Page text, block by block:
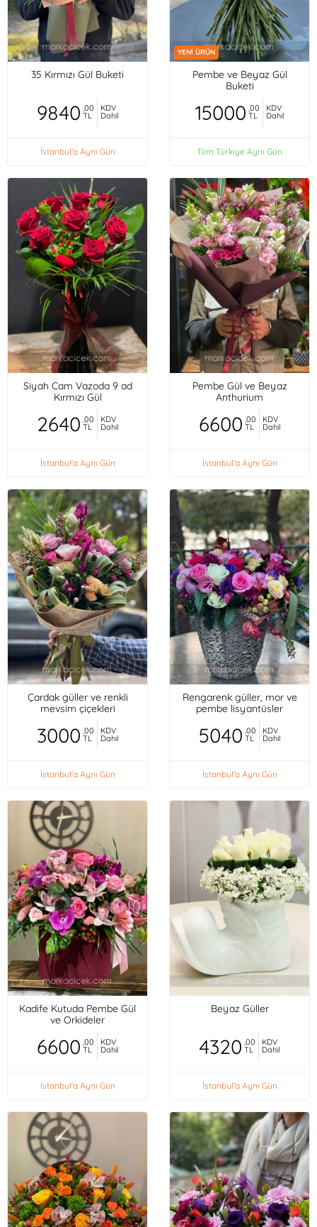
35 Kırmızı Gül Buketi
9840 ,00
TL
KDV
Dahil
İstanbul'a Aynı Gün
YENİ ÜRÜN
Pembe ve Beyaz Gül
Buketi
15000 ,00
TL
KDV
Dahil
Tüm Türkiye Aynı Gün
Siyah Cam Vazoda 9 ad
Kırmızı Gül
2640 ,00
TL
KDV
Dahil
İstanbul'a Aynı Gün
Pembe Gül ve Beyaz
Anthurium
6600 ,00
TL
KDV
Dahil
İstanbul'a Aynı Gün
Çardak güller ve renkli
mevsim çiçekleri
3000 ,00
TL
KDV
Dahil
İstanbul'a Aynı Gün
Rengarenk güller, mor ve
pembe lisyantüsler
5040 ,00
TL
KDV
Dahil
İstanbul'a Aynı Gün
Kadife Kutuda Pembe Gül
ve Orkideler
6600 ,00
TL
KDV
Dahil
İstanbul'a Aynı Gün
Beyaz Güller
4320 ,00
TL
KDV
Dahil
İstanbul'a Aynı Gün